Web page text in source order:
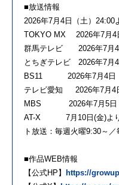
■放送情報
2026年7月4日（土）24:00
TOKYO MX 2026年7月4
群馬テレビ 2026年7月4
とちぎテレビ 2026年7月
BS11 2026年7月4日（
テレビ愛知 2026年7月4
MBS 2026年7月5日（
AT-X 7月10日(金)よ
ト放送：毎週火曜9:30～
■作品WEB情報
【公式HP】
https://